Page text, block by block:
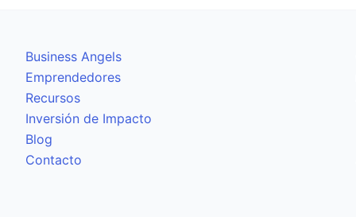
Business Angels
Emprendedores
Recursos
Inversión de Impacto
Blog
Contacto